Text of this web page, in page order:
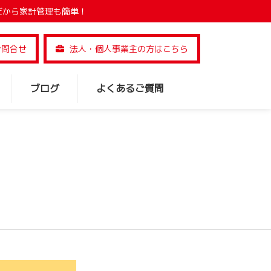
ら家計管理も簡単！
合せ 法人・個人事業主の方はこちら
ブログ よくあるご質問